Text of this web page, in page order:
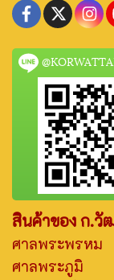
สินค้าของ ก.วั
ศาลพระพรหม
ศาลพระภูมิ